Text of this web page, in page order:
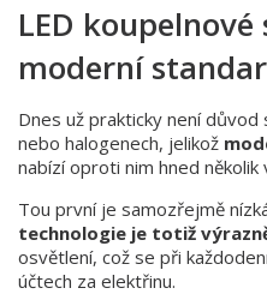
LED
moderní
Dnes už prakticky není důvod
nebo halogenech, jelikož
nabízí oproti nim hned několik
Tou první je samozřejmě
technologie je totiž
osvětlení, což se při
účtech za elektřinu.